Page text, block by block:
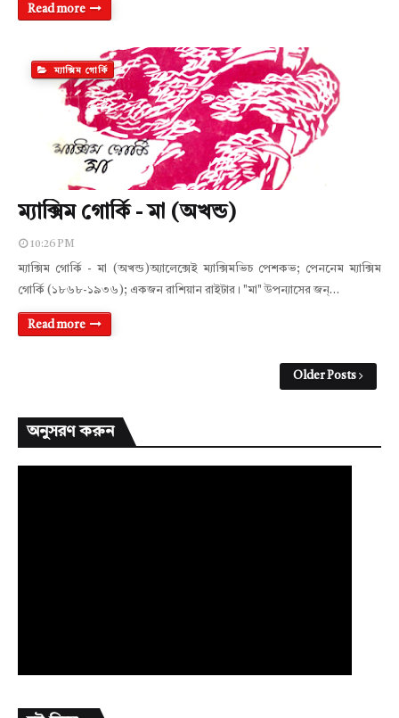
Read more
ম্যাক্সিম গোর্কি
ম্যাক্সিম গোর্কি - মা (অখন্ড)
10:26 PM
ম্যাক্সিম গোর্কি - মা (অখন্ড)অ্যালেক্সেই ম্যাক্সিমভিচ পেশকভ; পেননেম ম্যাক্সিম
গোর্কি (১৮৬৮-১৯৩৬); একজন রাশিয়ান রাইটার। "মা" উপন্যাসের জন্…
Read more
Older Posts
অনুসরণ করুন